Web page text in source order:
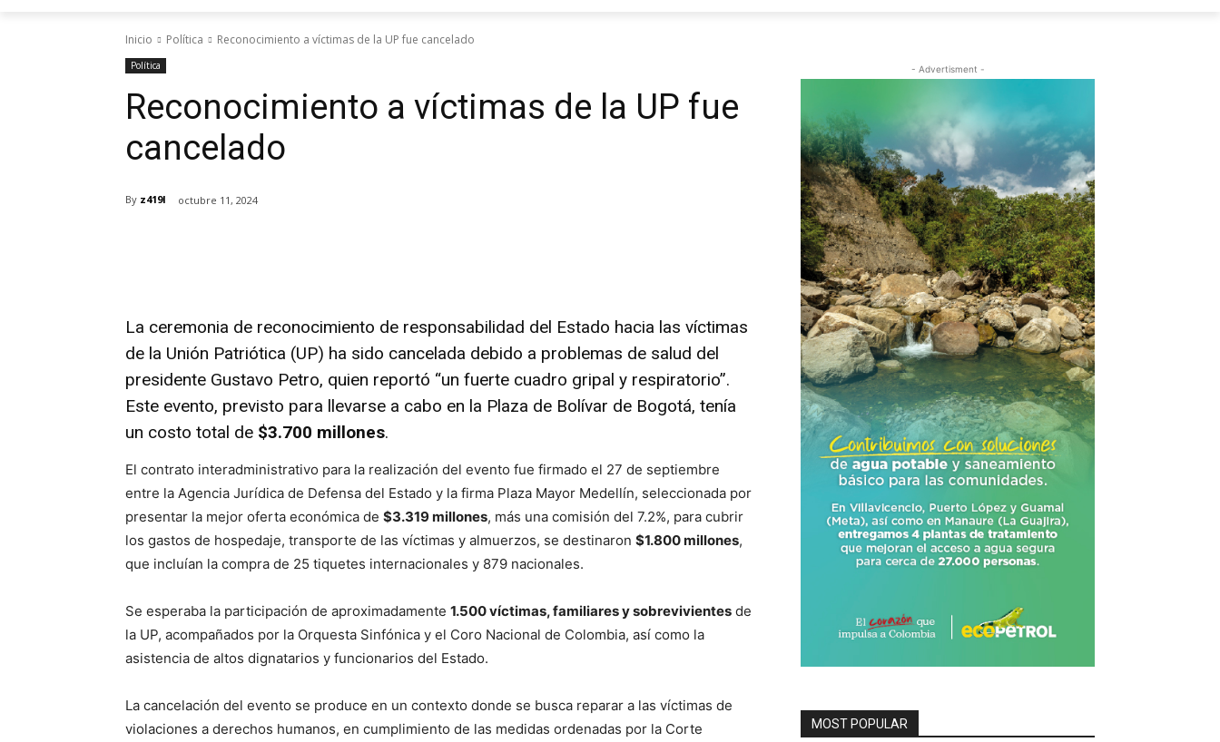
Inicio Política Reconocimiento a víctimas de la UP fue cancelado
Política
Reconocimiento a víctimas de la UP fue
cancelado
By z419l octubre 11, 2024
La ceremonia de reconocimiento de responsabilidad del Estado hacia las víctimas
de la Unión Patriótica (UP) ha sido cancelada debido a problemas de salud del
presidente Gustavo Petro, quien reportó “un fuerte cuadro gripal y respiratorio”.
Este evento, previsto para llevarse a cabo en la Plaza de Bolívar de Bogotá, tenía
un costo total de $3.700 millones.
El contrato interadministrativo para la realización del evento fue firmado el 27 de septiembre
entre la Agencia Jurídica de Defensa del Estado y la firma Plaza Mayor Medellín, seleccionada por
presentar la mejor oferta económica de $3.319 millones, más una comisión del 7.2%, para cubrir
los gastos de hospedaje, transporte de las víctimas y almuerzos, se destinaron $1.800 millones,
que incluían la compra de 25 tiquetes internacionales y 879 nacionales.
Se esperaba la participación de aproximadamente 1.500 víctimas, familiares y sobrevivientes de
la UP, acompañados por la Orquesta Sinfónica y el Coro Nacional de Colombia, así como la
asistencia de altos dignatarios y funcionarios del Estado.
La cancelación del evento se produce en un contexto donde se busca reparar a las víctimas de
violaciones a derechos humanos, en cumplimiento de las medidas ordenadas por la Corte
- Advertisment -
MOST POPULAR